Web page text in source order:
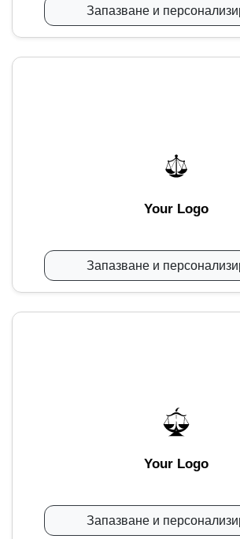
Запазване и
Your Logo
Запазване и
Your Logo
Запазване и